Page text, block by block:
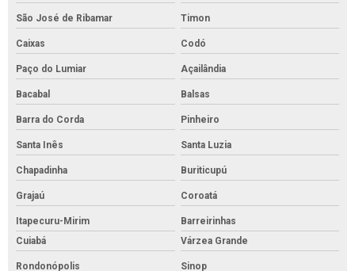
São José de Ribamar Timon
Caixas Codó
Paço do Lumiar Açailândia
Bacabal Balsas
Barra do Corda Pinheiro
Santa Inês Santa Luzia
Chapadinha Buriticupú
Grajaú Coroatá
Itapecuru-Mirim
Barreirinhas
Cuiabá
Várzea Grande
Rondonópolis Sinop